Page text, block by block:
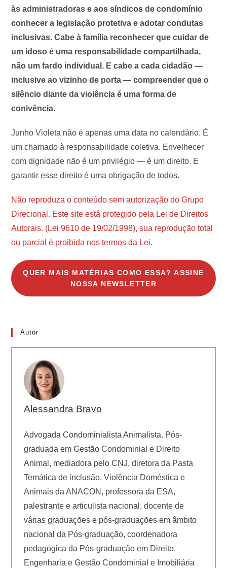
às administradoras e aos síndicos de condomínio
conhecer a legislação protetiva e adotar condutas
inclusivas. Cabe à família reconhecer que cuidar de
um idoso é uma responsabilidade compartilhada,
não um fardo individual. E cabe a cada cidadão —
inclusive ao vizinho de porta — compreender que o
silêncio diante da violência é uma forma de
conivência.
Junho Violeta não é apenas uma data no calendário. É
um chamado à responsabilidade coletiva. Envelhecer
com dignidade não é um privilégio — é um direito. E
garantir esse direito é uma obrigação de todos.
Não reproduza o conteúdo sem autorização do Grupo
Direcional. Este site está protegido pela Lei de Direitos
Autorais. (Lei 9610 de 19/02/1998), sua reprodução total
ou parcial é proibida nos termos da Lei.
QUER MAIS MATÉRIAS COMO ESSA? ASSINE
NOSSA NEWSLETTER
Autor
Alessandra Bravo
Advogada Condominialista Animalista. Pós-
graduada em Gestão Condominial e Direito
Animal, mediadora pelo CNJ, diretora da Pasta
Temática de inclusão, Violência Doméstica e
Animais da ANACON, professora da ESA,
palestrante e articulista nacional, docente de
várias graduações e pós-graduações em âmbito
nacional da Pós-graduação, coordenadora
pedagógica da Pós-graduação em Direito,
Engenharia e Gestão Condominial e Imobiliária